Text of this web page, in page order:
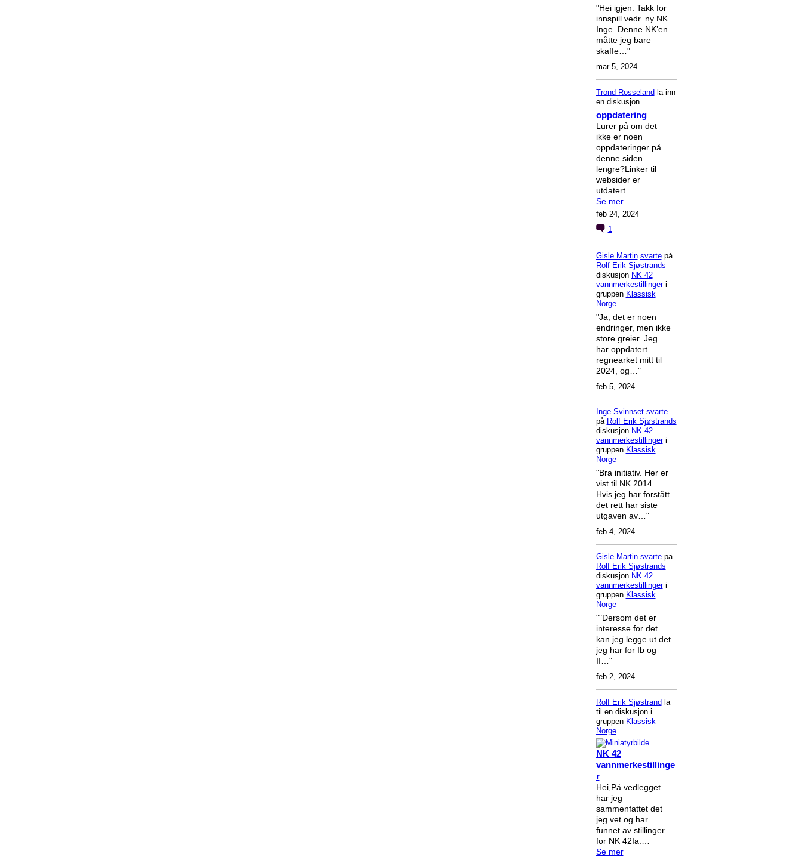
"Hei igjen. Takk for
innspill vedr. ny NK
Inge. Denne NK’en
måtte jeg bare
skaffe…"
mar 5, 2024
Trond Rosseland la inn
en diskusjon
oppdatering
Lurer på om det
ikke er noen
oppdateringer på
denne siden
lengre?Linker til
websider er
utdatert.
Se mer
feb 24, 2024
1
Gisle Martin svartepå
Rolf Erik Sjøstrands
diskusjon NK 42
vannmerkestillingeri
gruppen Klassisk
Norge
"Ja, det er noen
endringer, men ikke
store greier. Jeg
har oppdatert
regnearket mitt til
2024, og…"
feb 5, 2024
Inge Svinnset svarte
på Rolf Erik Sjøstrands
diskusjon NK 42
vannmerkestillingeri
gruppen Klassisk
Norge
"Bra initiativ. Her er
vist til NK 2014.
Hvis jeg har forstått
det rett har siste
utgaven av…"
feb 4, 2024
Gisle Martin svartepå
Rolf Erik Sjøstrands
diskusjon NK 42
vannmerkestillingeri
gruppen Klassisk
Norge
""Dersom det er
interesse for det
kan jeg legge ut det
jeg har for Ib og
II…"
feb 2, 2024
Rolf Erik Sjøstrand la
til en diskusjon i
gruppen Klassisk
Norge
NK 42
vannmerkestillinge
r
Hei,På vedlegget
har jeg
sammenfattet det
jeg vet og har
funnet av stillinger
for NK 42Ia:…
Se mer